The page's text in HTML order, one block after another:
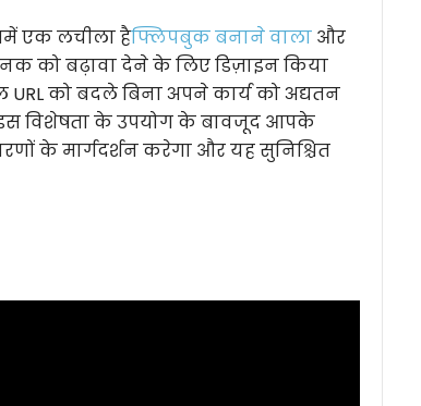
एक लचीला हैफ्लिपबुक बनाने वाला और
को बढ़ावा देने के लिए डिज़ाइन किया
को बदले बिना अपने कार्य को अद्यतन
विशेषता के उपयोग के बावजूद आपके
के मार्गदर्शन करेगा और यह सुनिश्चित